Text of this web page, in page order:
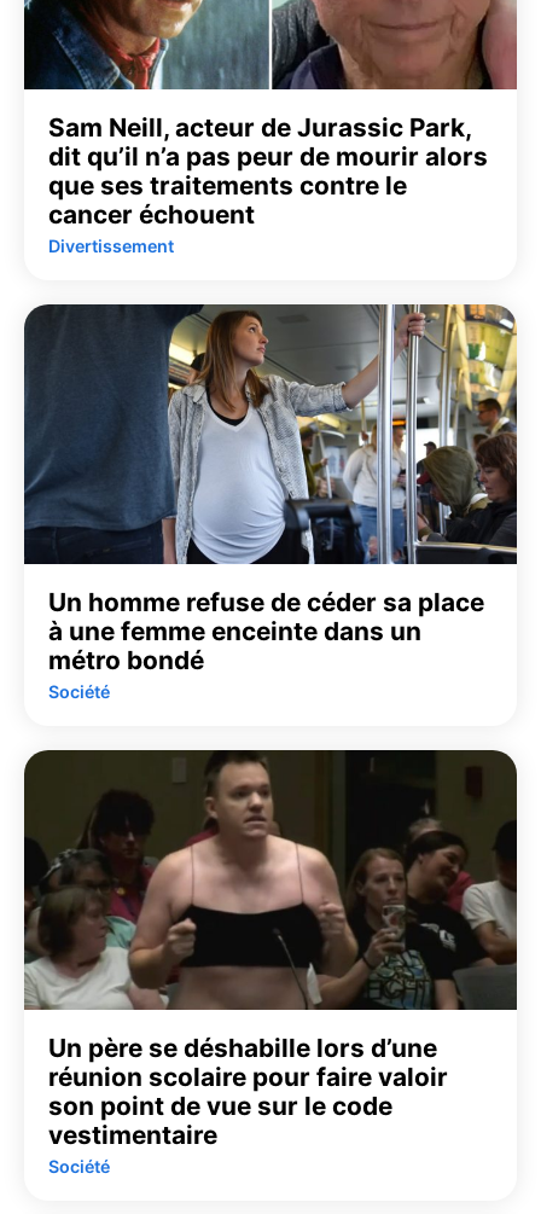
Sam Neill, acteur de Jurassic Park,
dit qu’il n’a pas peur de mourir alors
que ses traitements contre le
cancer échouent
Divertissement
Un homme refuse de céder sa place
à une femme enceinte dans un
métro bondé
Société
Un père se déshabille lors d’une
réunion scolaire pour faire valoir
son point de vue sur le code
vestimentaire
Société